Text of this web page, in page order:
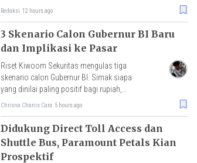
3 poin ke level 634,35.
Redaksi 12 hours ago
3 Skenario Calon Gubernur BI Baru
dan Implikasi ke Pasar
Riset Kiwoom Sekuritas mengulas tiga
skenario calon Gubernur BI. Simak siapa
yang dinilai paling positif bagi rupiah,
IHSG, dan arus modal asing.
Chrisna Chanis Cara 5 hours ago
Didukung Direct Toll Access dan
Shuttle Bus, Paramount Petals Kian
Prospektif